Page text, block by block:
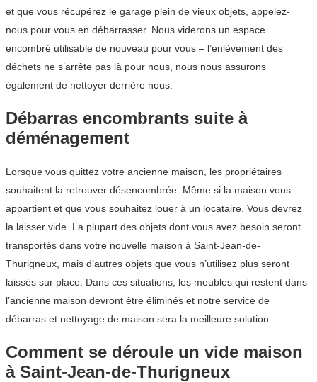
et que vous récupérez le garage plein de vieux objets, appelez-
nous pour vous en débarrasser. Nous viderons un espace
encombré utilisable de nouveau pour vous – l’enlèvement des
déchets ne s’arrête pas là pour nous, nous nous assurons
également de nettoyer derrière nous.
Débarras encombrants suite à
déménagement
Lorsque vous quittez votre ancienne maison, les propriétaires
souhaitent la retrouver désencombrée. Même si la maison vous
appartient et que vous souhaitez louer à un locataire. Vous devrez
la laisser vide. La plupart des objets dont vous avez besoin seront
transportés dans votre nouvelle maison à Saint-Jean-de-
Thurigneux, mais d’autres objets que vous n’utilisez plus seront
laissés sur place. Dans ces situations, les meubles qui restent dans
l’ancienne maison devront être éliminés et notre service de
débarras et nettoyage de maison sera la meilleure solution.
Comment se déroule un vide maison
à Saint-Jean-de-Thurigneux